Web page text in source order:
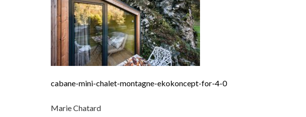
cabane-mini-chalet-montagne-ekokoncept-for-4-0
Marie Chatard